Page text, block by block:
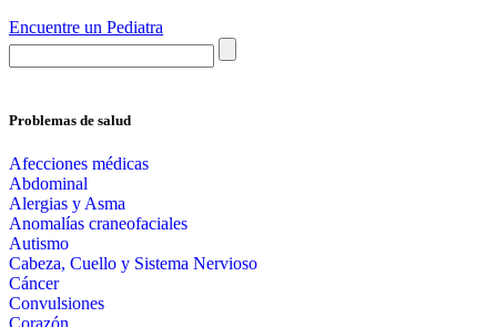
Encuentre un Pediatra
Problemas de salud
Afecciones médicas
Abdominal
Alergias y Asma
Anomalías craneofaciales
Autismo
Cabeza, Cuello y Sistema Nervioso
Cáncer
Convulsiones